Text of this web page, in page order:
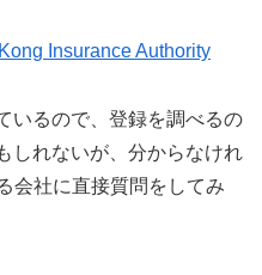
Insurance Authority
いるので、登録を調べるの
しれないが、分からなけれ
会社に直接質問をしてみ